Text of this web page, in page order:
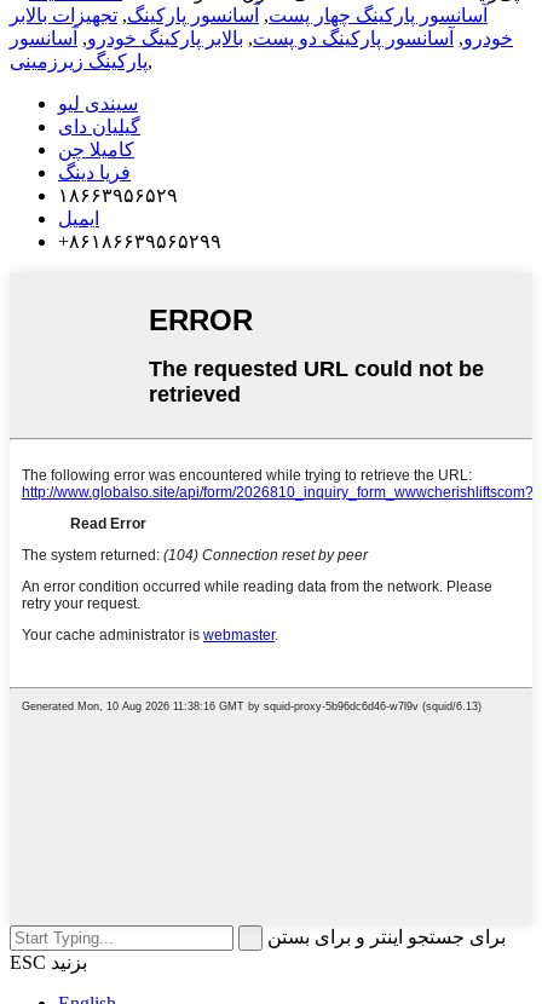
آسانسور پارکینگ چهار پست, آسانسور پارکینگ, تجهیزات بالابر
خودرو, آسانسور پارکینگ دو پست, بالابر پارکینگ خودرو, آسانسور
پارکینگ زیرزمینی,
سیندی لیو
گیلیان دای
کامیلا چن
فریا دینگ
۱۸۶۶۳۹۵۶۵۲۹
ایمیل
‎+۸۶۱۸۶۶۳۹۵۶۵۲۹۹‎
برای جستجو اینتر و برای بستن
ESC بزنید